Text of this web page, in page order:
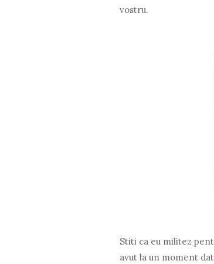
vostru.
Stiti ca eu militez
avut la un moment